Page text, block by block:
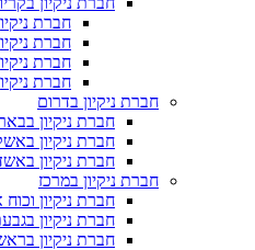
חברת
חברת
חברת
חברת
חברת ניקיון בדרום
חברת ניקיון
חברת ניקיון
חברת ניקיון
חברת ניקיון במרכז
חברת ניקיון
חברת ניקיון
חברת ניקיון